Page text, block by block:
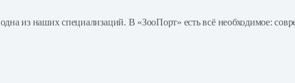
из наших специализаций. В «ЗооПорт» есть всё необходимое: